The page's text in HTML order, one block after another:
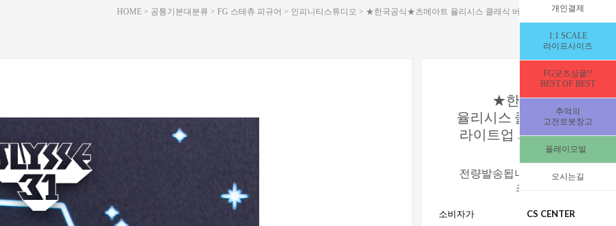
개인결제
1:1 SCALE
라이프사이즈
FG굿즈상품!!
BEST OF BEST
추억의
고전로봇창고
플레이모빌
오시는길
CS CENTER
HOME > 공통기본대분류 > FG 스테츄 피규어 > 인피니티스튜디오 > ★한국공식★츠메아트 율리시스 클래식 버전 NEON 라이트업 외 선
★한국공식★츠메
율리시스 클래식 버전
라이트업 외 선택
전량발송됩니다]▶지금 주문하
초도 물량에 배치됩
소비자가 146,000